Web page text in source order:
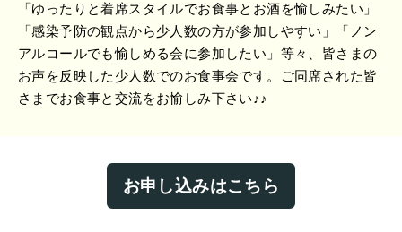
「ゆったりと着席スタイルでお食事とお酒を愉しみたい」
「感染予防の観点から少人数の方が参加しやすい」「ノン
アルコールでも愉しめる会に参加したい」等々、皆さまの
お声を反映した少人数でのお食事会です。ご同席された皆
さまでお食事と交流をお愉しみ下さい♪♪
お申し込みはこちら